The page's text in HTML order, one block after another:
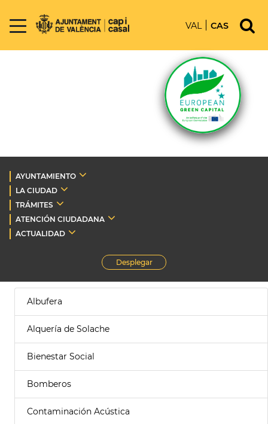
VAL CAS
AYUNTAMIENTO
LA CIUDAD
TRÁMITES
ATENCIÓN CIUDADANA
ACTUALIDAD
Desplegar
Albufera
Alquería de Solache
Bienestar Social
Bomberos
Contaminación Acústica